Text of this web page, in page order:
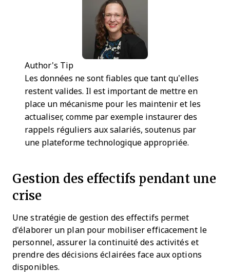
Author's Tip
Les données ne sont fiables que tant qu’elles
restent valides. Il est important de mettre en
place un mécanisme pour les maintenir et les
actualiser, comme par exemple instaurer des
rappels réguliers aux salariés, soutenus par
une plateforme technologique appropriée.
Gestion des effectifs pendant une
crise
Une stratégie de gestion des effectifs permet
d'élaborer un plan pour mobiliser efficacement le
personnel, assurer la continuité des activités et
prendre des décisions éclairées face aux options
disponibles.